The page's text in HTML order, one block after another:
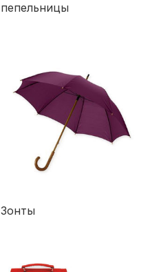
пепельницы
Зонты